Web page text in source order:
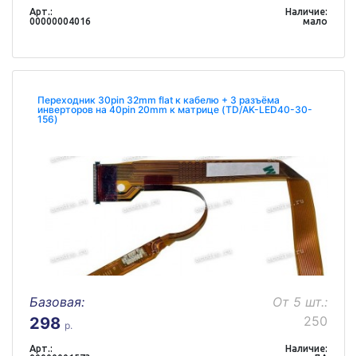
Арт.:
00000004016
Наличие:
мало
Переходник 30pin 32mm flat к кабелю + 3 разъёма
инверторов на 40pin 20mm к матрице (TD/AK-LED40-30-
156)
Базовая:
298 р.
От 5 шт.:
250
Арт.:
Наличие: